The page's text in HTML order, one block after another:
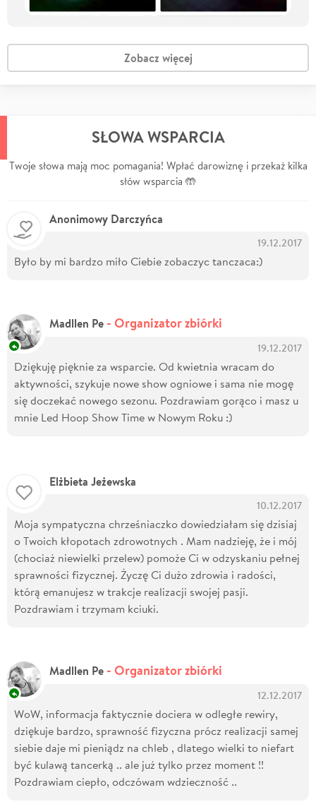
Zobacz więcej
SŁOWA WSPARCIA
Twoje słowa mają moc pomagania! Wpłać darowiznę i przekaż kilka
słów wsparcia 🤲
Anonimowy Darczyńca
19.12.2017
Było by mi bardzo miło Ciebie zobaczyc tanczaca:)
Madllen Pe - Organizator zbiórki
19.12.2017
Dziękuję pięknie za wsparcie. Od kwietnia wracam do
aktywności, szykuje nowe show ogniowe i sama nie mogę
się doczekać nowego sezonu. Pozdrawiam gorąco i masz u
mnie Led Hoop Show Time w Nowym Roku :)
Elżbieta Jeżewska
10.12.2017
Moja sympatyczna chrześniaczko dowiedziałam się dzisiaj
o Twoich kłopotach zdrowotnych . Mam nadzieję, że i mój
(chociaż niewielki przelew) pomoże Ci w odzyskaniu pełnej
sprawności fizycznej. Życzę Ci dużo zdrowia i radości,
którą emanujesz w trakcje realizacji swojej pasji.
Pozdrawiam i trzymam kciuki.
Madllen Pe - Organizator zbiórki
12.12.2017
WoW, informacja faktycznie dociera w odległe rewiry,
dziękuje bardzo, sprawność fizyczna prócz realizacji samej
siebie daje mi pieniądz na chleb , dlatego wielki to niefart
być kulawą tancerką .. ale już tylko przez moment !!
Pozdrawiam ciepło, odczówam wdzieczność ..